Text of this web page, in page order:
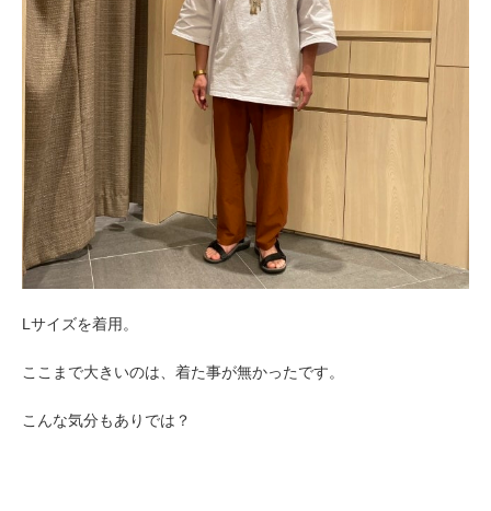
Lサイズを着用。
ここまで大きいのは、着た事が無かったです。
こんな気分もありでは？